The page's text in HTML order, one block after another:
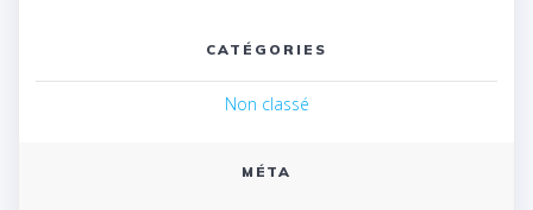
CATÉGORIES
Non classé
MÉTA